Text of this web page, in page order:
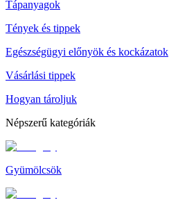
Tápanyagok
Tények és tippek
Egészségügyi előnyök és kockázatok
Vásárlási tippek
Hogyan tároljuk
Népszerű kategóriák
Gyümölcsök